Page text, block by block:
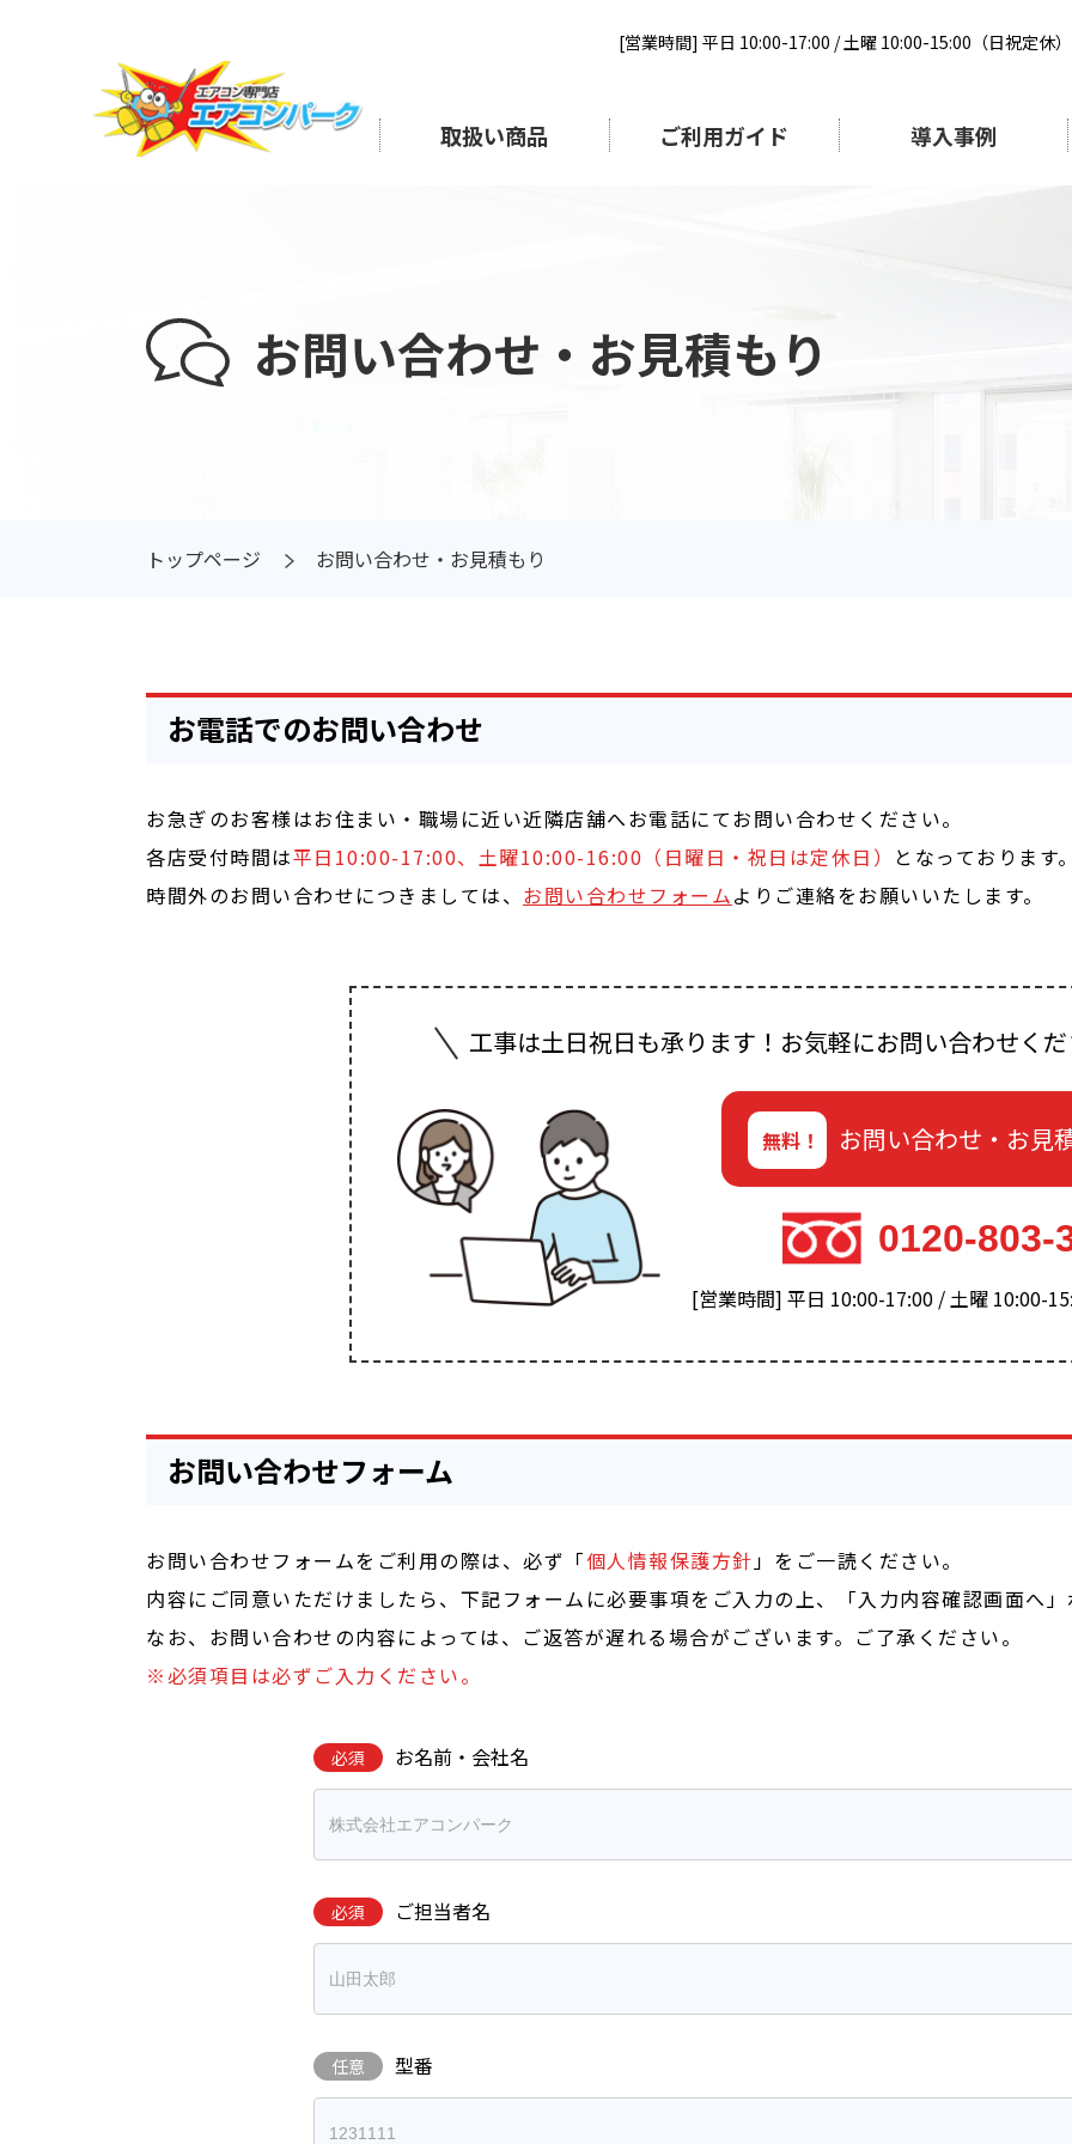
[営業時間] 平日 10:00-17:00 / 土曜 10:00-15:00（日祝定休）
取扱い商品 ご利用ガイド 導入事例
お問い合わせ・お見積もり
トップページ お問い合わせ・お見積もり
お電話でのお問い合わせ
お急ぎのお客様はお住まい・職場に近い近隣店舗へお電話にてお問い合わせください。
各店受付時間は平日10:00-17:00、土曜10:00-16:00（日曜日・祝日は定休日）
となっております。
時間外のお問い合わせにつきましては、 お問い合わせフォームよりご連絡をお願いいたします。
工事は土日祝日も承ります！お気軽にお問い合わせくだ
無料！ お問い合わせ・お見
0120-803-
[営業時間] 平日 10:00-17:00 / 土曜 10:00-
お問い合わせフォーム
お問い合わせフォームをご利用の際は、必ず「個人情報保護方針」をご一読ください。
内容にご同意いただけましたら、下記フォームに必要事項をご入力の上、「入力内容確認画面へ」
なお、お問い合わせの内容によっては、ご返答が遅れる場合がございます。ご了承ください。
※必須項目は必ずご入力ください。
必須 お名前・会社名
必須 ご担当者名
任意 型番